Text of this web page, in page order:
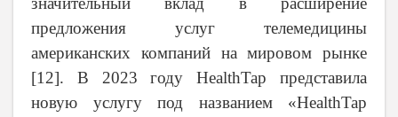
предложения услуг телемедицины
американских компаний на мировом рынке
[12]. В 2023 году HealthTap представила
новую услугу под названием «HealthTap